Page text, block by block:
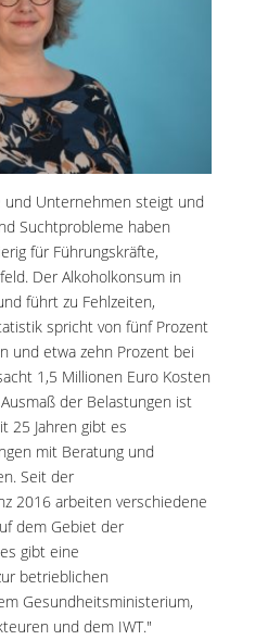
Unternehmen steigt und
Suchtprobleme haben
für Führungskräfte,
Der Alkoholkonsum in
führt zu Fehlzeiten,
spricht von fünf Prozent
und etwa zehn Prozent bei
1,5 Millionen Euro Kosten
der Belastungen ist
25 Jahren gibt es
mit Beratung und
Seit der
2016 arbeiten verschiedene
dem Gebiet der
gibt eine
betrieblichen
Gesundheitsministerium,
und dem IWT."